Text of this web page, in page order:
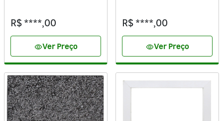
R$ ****,00
visibilityVer Preço
R$ ****,00
visibilityVer Preço